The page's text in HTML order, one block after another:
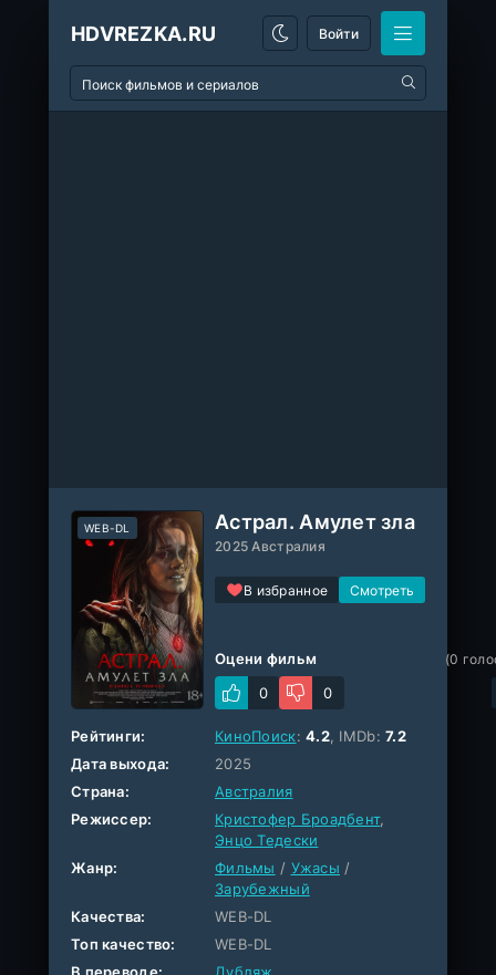
HDVREZKA.RU Войти
Астрал. Амулет зла
2025 Австралия
В избранное
WEB-DL
Оцени фильм
0
0
(0
Рейтинги: КиноПоиск:4.2, IMDb:7.2
Дата выхода:
2025
Страна:
Австралия
Режиссер:
Кристофер Броадбент,
Энцо Тедески
Жанр:
Фильмы / Ужасы /
Зарубежный
Качества:
WEB-DL
Топ качество:
WEB-DL